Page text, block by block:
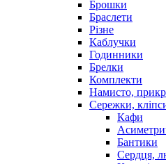
Брошки
Браслети
Різне
Каблучки
Годинники
Брелки
Комплекти
Намисто,
Сережки,
Кафи
Бантики
Сердця,